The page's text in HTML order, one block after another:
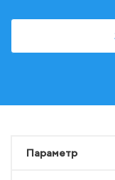
Параметр